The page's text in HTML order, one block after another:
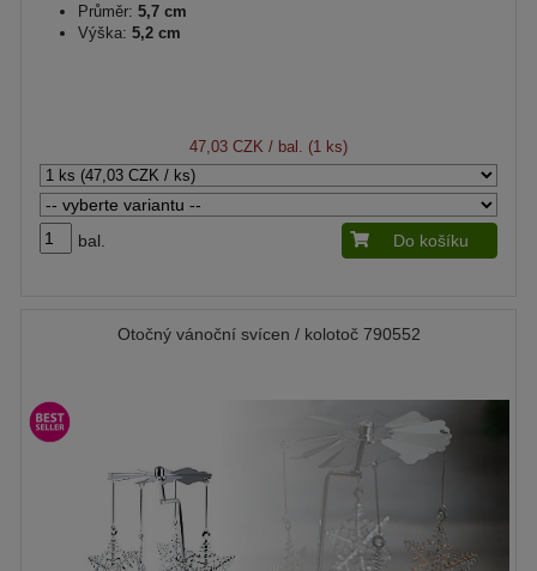
Průměr: 5,7 cm
Výška: 5,2 cm
47,03 CZK / bal. (1 ks)
bal. Do košíku
Otočný vánoční svícen / kolotoč 790552